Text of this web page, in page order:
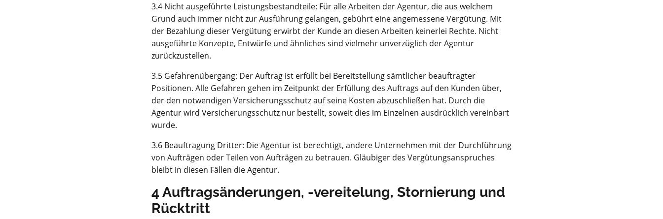
3.4 Nicht ausgeführte Leistungsbestandteile: Für alle Arbeiten der Agentur, die aus welchem
Grund auch immer nicht zur Ausführung gelangen, gebührt eine angemessene Vergütung. Mit
der Bezahlung dieser Vergütung erwirbt der Kunde an diesen Arbeiten keinerlei Rechte. Nicht
ausgeführte Konzepte, Entwürfe und ähnliches sind vielmehr unverzüglich der Agentur
zurückzustellen.
3.5 Gefahrenübergang: Der Auftrag ist erfüllt bei Bereitstellung sämtlicher beauftragter
Positionen. Alle Gefahren gehen im Zeitpunkt der Erfüllung des Auftrags auf den Kunden über,
der den notwendigen Versicherungsschutz auf seine Kosten abzuschließen hat. Durch die
Agentur wird Versicherungsschutz nur bestellt, soweit dies im Einzelnen ausdrücklich vereinbart
wurde.
3.6 Beauftragung Dritter: Die Agentur ist berechtigt, andere Unternehmen mit der Durchführung
von Aufträgen oder Teilen von Aufträgen zu betrauen. Gläubiger des Vergütungsanspruches
bleibt in diesen Fällen die Agentur.
4 Auftragsänderungen, -vereitelung, Stornierung und
Rücktritt